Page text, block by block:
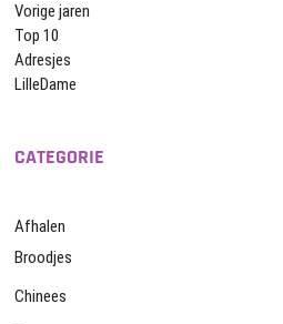
Vorige jaren
Top 10
Adresjes
LilleDame
CATEGORIE
Afhalen
Broodjes
Chinees